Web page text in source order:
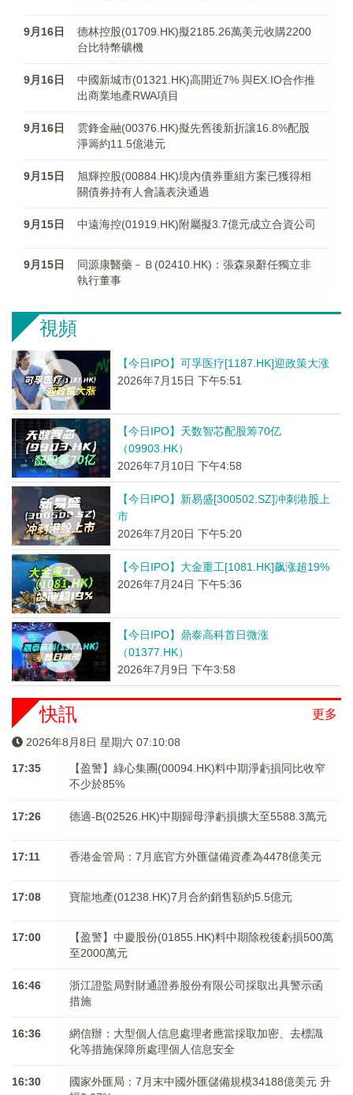
9月16日
德林控股(01709.HK)擬2185.26萬美元收購2200
台比特幣礦機
9月16日
中國新城市(01321.HK)高開近7% 與EX.IO合作推
出商業地產RWA項目
9月16日
雲鋒金融(00376.HK)擬先舊後新折讓16.8%配股
淨籌約11.5億港元
9月15日
旭輝控股(00884.HK)境內債券重組方案已獲得相
關債券持有人會議表決通過
9月15日 中遠海控(01919.HK)附屬擬3.7億元成立合資公司
9月15日
同源康醫藥－Ｂ(02410.HK)：張森泉辭任獨立非
執行董事
視頻
【今日IPO】可孚医疗[1187.HK]迎政策大涨
2026年7月15日 下午5:51
【今日IPO】天数智芯配股筹70亿
（09903.HK）
2026年7月10日 下午4:58
【今日IPO】新易盛[300502.SZ]冲刺港股上
市
2026年7月20日 下午5:20
【今日IPO】大金重工[1081.HK]飙涨超19%
2026年7月24日 下午5:36
【今日IPO】鼎泰高科首日微涨
（01377.HK）
2026年7月9日 下午3:58
更多
快訊
2026年8月8日 星期六 07:10:08
17:35
【盈警】綠心集團(00094.HK)料中期淨虧損同比收窄
不少於85%
17:26 德適-B(02526.HK)中期歸母淨虧損擴大至5588.3萬元
17:11 香港金管局：7月底官方外匯儲備資產為4478億美元
17:08 寶龍地產(01238.HK)7月合約銷售額約5.5億元
17:00
【盈警】中慶股份(01855.HK)料中期除稅後虧損500萬
至2000萬元
16:46
浙江證監局對財通證券股份有限公司採取出具警示函
措施
16:36
網信辦：大型個人信息處理者應當採取加密、去標識
化等措施保障所處理個人信息安全
16:30
國家外匯局：7月末中國外匯儲備規模34188億美元 升